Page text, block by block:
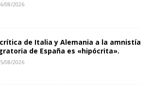
08/2026
de Italia y Alemania a la amnistía
de España es «hipócrita».
08/2026